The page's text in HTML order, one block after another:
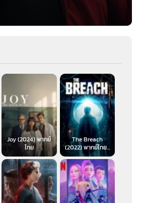
Joy (2024) พากย์
ไทย
The Breach
(2022) พากย์ไทย...